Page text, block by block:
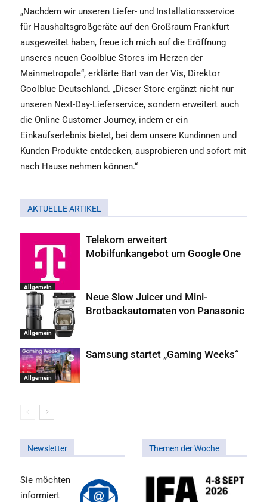
„Nachdem wir unseren Liefer- und Installationsservice
für Haushaltsgroßgeräte auf den Großraum Frankfurt
ausgeweitet haben, freue ich mich auf die Eröffnung
unseres neuen Coolblue Stores im Herzen der
Mainmetropole“, erklärte Bart van der Vis, Direktor
Coolblue Deutschland. „Dieser Store ergänzt nicht nur
unseren Next-Day-Lieferservice, sondern erweitert auch
die Online Customer Journey, indem er ein
Einkaufserlebnis bietet, bei dem unsere Kundinnen und
Kunden Produkte entdecken, ausprobieren und sofort mit
nach Hause nehmen können.“
AKTUELLE ARTIKEL
Allgemein
Telekom erweitert
Mobilfunkangebot um Google One
Allgemein
Neue Slow Juicer und Mini-
Brotbackautomaten von Panasonic
Allgemein
Samsung startet „Gaming Weeks“
Newsletter
Sie möchten
informiert
Themen der Woche